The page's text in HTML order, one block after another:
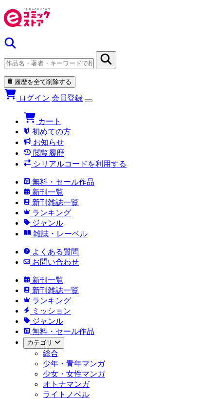
履歴を全て削除する
ログイン 会員登録
カート
初めての方
お知らせ
閲覧履歴
シリアルコードを利用する
無料・セール作品
新刊一覧
新刊雑誌一覧
ランキング
ジャンル
雑誌・レーベル
よくある質問
お問い合わせ
新刊一覧
新刊雑誌一覧
ランキング
ミッション
ジャンル
無料・セール作品
カテゴリ
総合
少年・青年マンガ
少女・女性マンガ
オトナマンガ
ライトノベル